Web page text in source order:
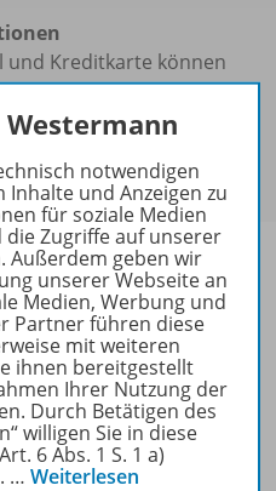
und Kreditkarte können
werden.
Spar-Paket?
notwendigen
Inhalte und Anzeigen zu
für soziale Medien
Zugriffe auf unserer
Außerdem geben wir
unserer Webseite an
Medien, Werbung und
Partner führen diese
mit weiteren
ihnen bereitgestellt
Ihrer Nutzung der
Durch Betätigen des
willigen Sie in diese
6 Abs. 1 S. 1 a)
… Weiterlesen